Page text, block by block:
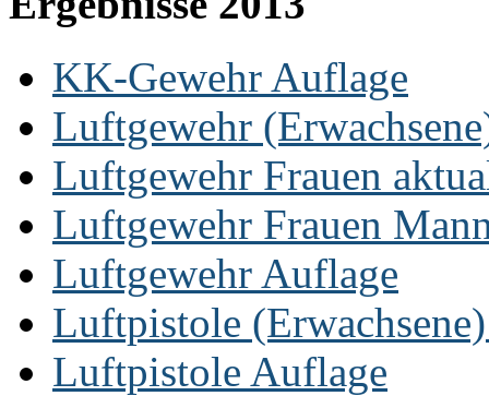
KK-Gewehr Auflage
Luftgewehr
Luftgewehr Frauen
Luftgewehr Frauen
Luftgewehr Auflage
Luftpistole
Luftpistole Auflage